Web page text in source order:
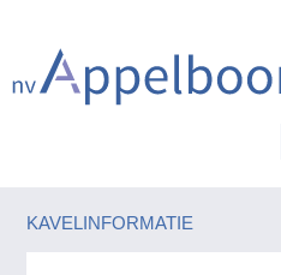
KAVELINFORMATIE